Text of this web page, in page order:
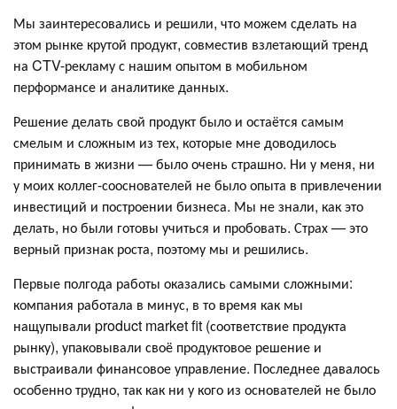
Мы заинтересовались и решили, что можем сделать на
этом рынке крутой продукт, совместив взлетающий тренд
на CTV-рекламу с нашим опытом в мобильном
перформансе и аналитике данных.
Решение делать свой продукт было и остаётся самым
смелым и сложным из тех, которые мне доводилось
принимать в жизни — было очень страшно. Ни у меня, ни
у моих коллег-сооснователей не было опыта в привлечении
инвестиций и построении бизнеса. Мы не знали, как это
делать, но были готовы учиться и пробовать. Страх — это
верный признак роста, поэтому мы и решились.
Первые полгода работы оказались самыми сложными:
компания работала в минус, в то время как мы
нащупывали product market fit (соответствие продукта
рынку), упаковывали своё продуктовое решение и
выстраивали финансовое управление. Последнее давалось
особенно трудно, так как ни у кого из основателей не было